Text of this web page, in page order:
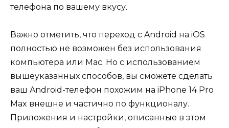
телефона по вашему вкусу.
Важно отметить, что переход с Android на iOS
полностью не возможен без использования
компьютера или Mac. Но с использованием
вышеуказанных способов, вы сможете сделать
ваш Android-телефон похожим на iPhone 14 Pro
Max внешне и частично по функционалу.
Приложения и настройки, описанные в этом